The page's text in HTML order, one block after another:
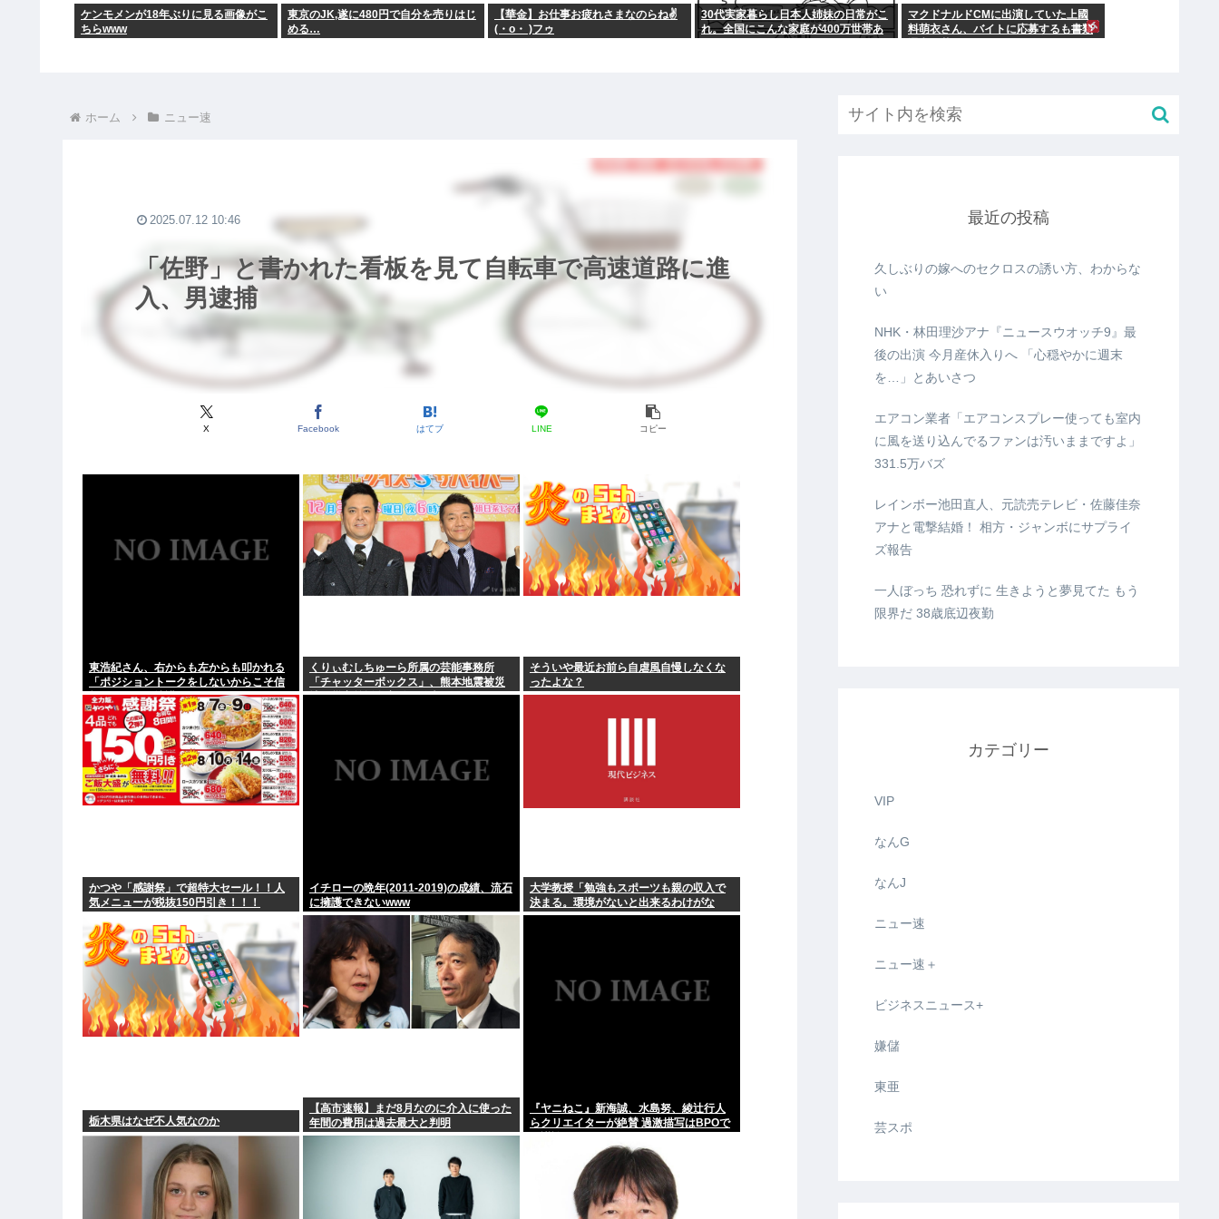
ケンモメンが18年ぶりに見る画像がこ
ちらwww
東京のJK,遂に480円で自分を売りはじ
める…
【華金】お仕事お疲れさまなのらね✌
(・o・ )フゥ
30代実家暮らし日本人姉妹の日常がこ
れ。全国にこんな家庭が400万世帯あ
マクドナルドCMに出演していた上國
料萌衣さん、バイトに応募するも書類
ホーム ニュー速
「佐野」と書かれた看板を見て自転車で高速道路に進
入、男逮捕
X Facebook はてブ LINE コピー
2025.07.12 10:46
東浩紀さん、右からも左からも叩かれる
「ポジショントークをしないからこそ信
頼できる」と擁護されるwww
くりぃむしちゅーら所属の芸能事務所
「チャッターボックス」、熊本地震被災
地に災害義援金寄付を発表
そういや最近お前ら自虐風自慢しなくな
ったよな？
かつや「感謝祭」で超特大セール！！人
気メニューが税抜150円引き！！！
イチローの晩年(2011-2019)の成績、流石
に擁護できないwww
大学教授「勉強もスポーツも親の収入で
決まる。環境がないと出来るわけがな
い」
栃木県はなぜ不人気なのか
【高市速報】まだ8月なのに介入に使った
年間の費用は過去最大と判明
『ヤニねこ』新海誠、水島努、綾辻行人
らクリエイターが絶賛 過激描写はBPOで
最近の投稿
久しぶりの嫁へのセクロスの誘い方、わからな
い
NHK・林田理沙アナ『ニュースウオッチ9』最
後の出演 今月産休入りへ 「心穏やかに週末
を…」とあいさつ
エアコン業者「エアコンスプレー使っても室内
に風を送り込んでるファンは汚いままですよ」
331.5万バズ
レインボー池田直人、元読売テレビ・佐藤佳奈
アナと電撃結婚！ 相方・ジャンボにサプライ
ズ報告
一人ぼっち 恐れずに 生きようと夢見てた もう
限界だ 38歳底辺夜勤
カテゴリー
VIP
なんG
なんJ
ニュー速
ニュー速＋
ビジネスニュース+
嫌儲
東亜
芸スポ